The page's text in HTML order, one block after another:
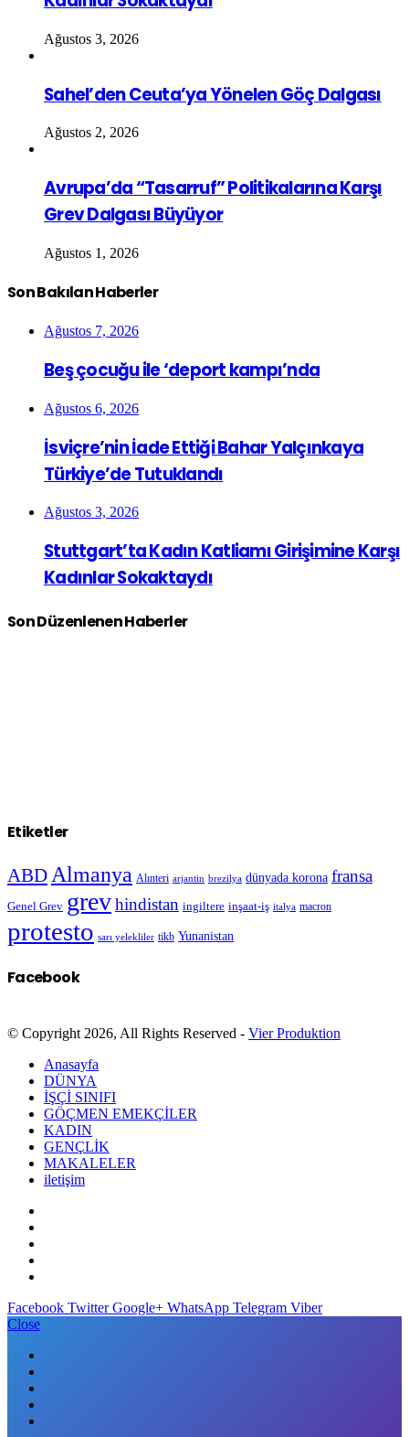
Ağustos 3, 2026
Sahel’den Ceuta’ya Yönelen Göç Dalgası
Ağustos 2, 2026
Avrupa’da “Tasarruf” Politikalarına Karşı
Grev Dalgası Büyüyor
Ağustos 1, 2026
Son Bakılan Haberler
Ağustos 7, 2026
Beş çocuğu ile ‘deport kampı’nda
Ağustos 6, 2026
İsviçre’nin İade Ettiği Bahar Yalçınkaya
Türkiye’de Tutuklandı
Ağustos 3, 2026
Stuttgart’ta Kadın Katliamı Girişimine Karşı
Kadınlar Sokaktaydı
Son Düzenlenen Haberler
Etiketler
ABD Almanya Alınteri arjantin brezilya dünyada korona fransa
Genel Grev grevhindistan ingiltere inşaat-iş italya macron
protesto sarı yelekliler tikb Yunanistan
Facebook
© Copyright 2026, All Rights Reserved - Vier Produktion
Anasayfa
DÜNYA
İŞÇİ SINIFI
GÖÇMEN EMEKÇİLER
KADIN
GENÇLİK
MAKALELER
iletişim
Facebook Twitter Google+ WhatsApp Telegram Viber
Close